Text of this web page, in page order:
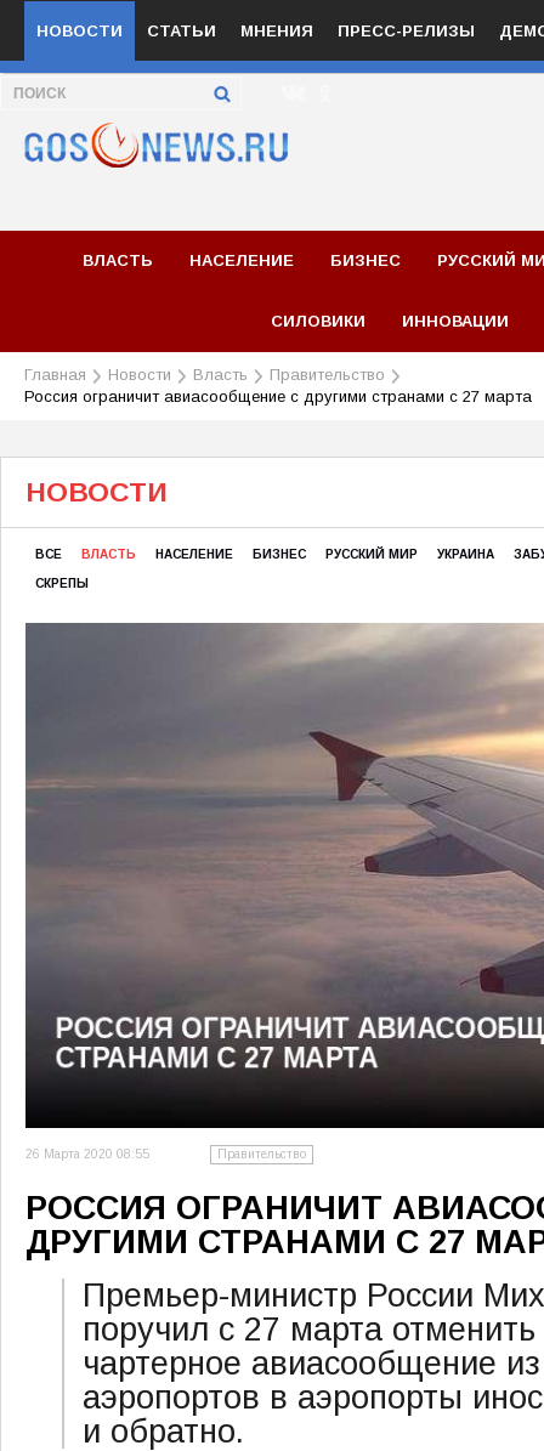
НОВОСТИ СТАТЬИ МНЕНИЯ ПРЕСС-РЕЛИЗЫ
ВЛАСТЬ НАСЕЛЕНИЕ БИЗНЕС РУССКИЙ
СИЛОВИКИ ИННОВАЦИИ
Главная Новости Власть
Правительство
Россия ограничит авиасообщение с другими странами с 27 марта
НОВОСТИ
ВСЕ ВЛАСТЬ НАСЕЛЕНИЕ БИЗНЕС РУССКИЙ МИР УКРАИНА
СКРЕПЫ
26 Марта 2020 08:55 Правительство
РОССИЯ ОГРАНИЧИТ
ДРУГИМИ СТРАНАМИ С 27
Премьер-министр России
поручил с 27 марта отменить
чартерное авиасообщение из
аэропортов в аэропорты
и обратно.